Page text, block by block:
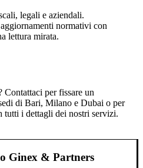
legali e aziendali.
normativi con
lettura mirata.
Contattaci per fissare un
di Bari, Milano e Dubai o per
i dettagli dei nostri servizi.
Ginex & Partners